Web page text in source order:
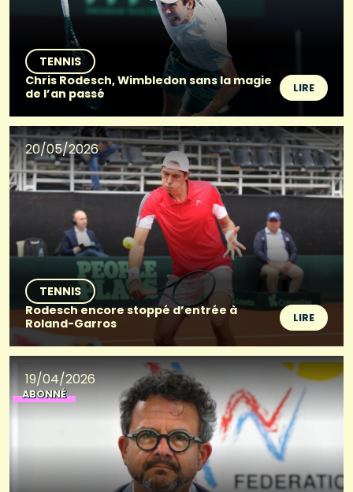
TENNIS
Chris Rodesch, Wimbledon sans la magie
de l’an passé
LIRE
20/05/2026
TENNIS
Rodesch encore stoppé d’entrée à
Roland-Garros
LIRE
19/04/2026
ABONNÉ